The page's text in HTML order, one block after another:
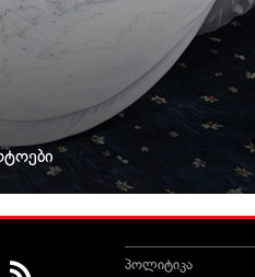
პოლიტიკა